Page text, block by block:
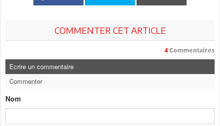
COMMENTER CET ARTICLE
4 Commentaires
Ecrire un commentaire
Commenter
Nom